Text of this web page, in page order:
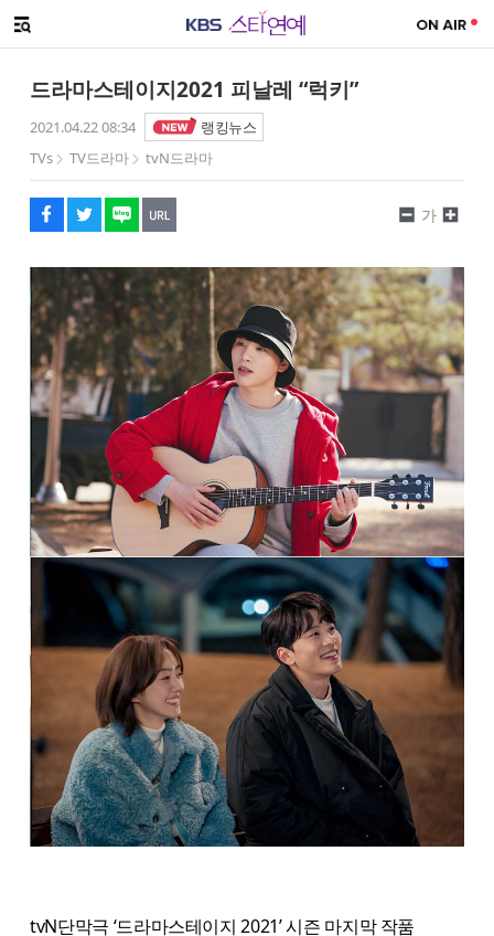
메뉴 열기
드라마스테이지2021 피날레 “럭키”
2021.04.22 08:34
랭킹뉴스
TVs
TV드라마 tvN드라마
페이스북
트위터
네이버
URL복사
글씨 작게보기
가
글씨 크게보기
tvN단막극 ‘드라마스테이지 2021’ 시즌 마지막 작품
해시태그